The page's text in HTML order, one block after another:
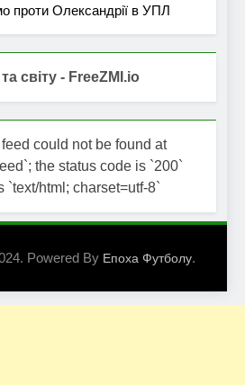
проти Олександрії в УПЛ
світу - FreeZMI.io
feed could not be found at
the status code is `200`
`text/html; charset=utf-8`
Powered By Епоха Футболу.